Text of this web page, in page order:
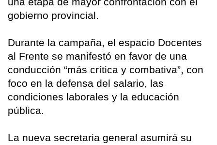
gobierno provincial.
Durante la campaña, el espacio Docentes
al Frente se manifestó en favor de una
conducción “más crítica y combativa”, con
foco en la defensa del salario, las
condiciones laborales y la educación
pública.
La nueva secretaria general asumirá su